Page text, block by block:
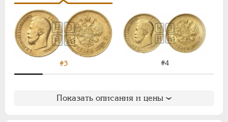
#3 #4
Показать описания и цены
Пробные
Памятные и донативные
Для Финляндии
ВРЕМЕННОЕ ПРАВ. 1917-1918
ИНОСТРАННЫЕ